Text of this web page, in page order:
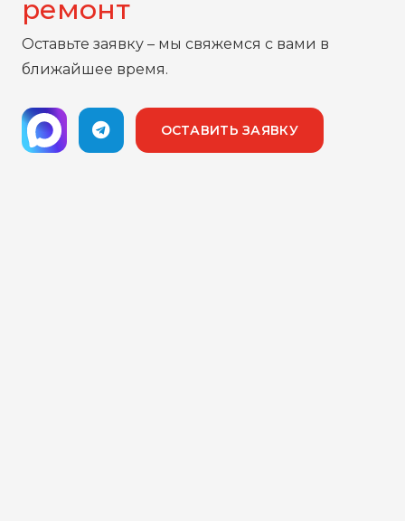
ремонт
Оставьте заявку – мы свяжемся с вами в
ближайшее время.
ОСТАВИТЬ ЗАЯВКУ